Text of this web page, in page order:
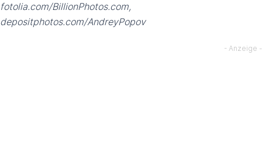
fotolia.com/BillionPhotos.com,
depositphotos.com/AndreyPopov